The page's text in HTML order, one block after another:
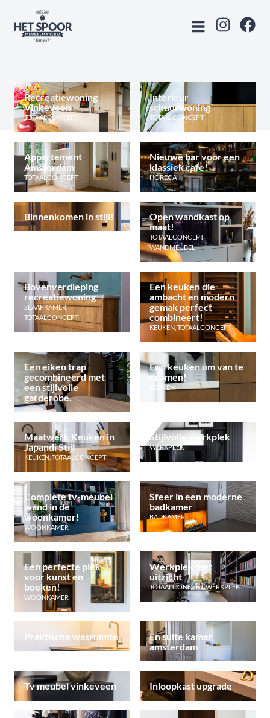
Recreatiewoning
Vinkeveen
TOTAALCONCEPT
Interieur
schuurwoning
TOTAALCONCEPT
Appartement
Amsterdam
TOTAALCONCEPT
Nieuwe bar voor een
klassiek cafe!
HORECA
Binnenkomen in stijl!
Open wandkast op
maat!
TOTAALCONCEPT,
WANDMEUBEL
Bovenverdieping
recreatiewoning
SLAAPKAMER,
TOTAALCONCEPT
Een keuken die
ambacht en modern
gemak perfect
combineert!
KEUKEN TOTAALCONCEPT
Een eiken trap
gecombineerd met
een stijlvolle
garderobe.
Een keuken om van te
dromen!
KEUKEN
Maatwerk Keuken in
Japandi Stijl
KEUKEN,TOTAALCONCEPT
Stijlvolle werkplek
WERKPLEK
Complete tv-meubel
wand in de
woonkamer!
WOONKAMER
Sfeer in een moderne
badkamer
BADKAMER
Een perfecte plek
voor kunst en
boeken!
WOONKAMER
Werkplek met
uitzicht
TOTAALCONCEPT,WERKPLEK
Praktische wasruimte
En suite kamer
amsterdam
Tv meubel vinkeveen Inloopkast upgrade